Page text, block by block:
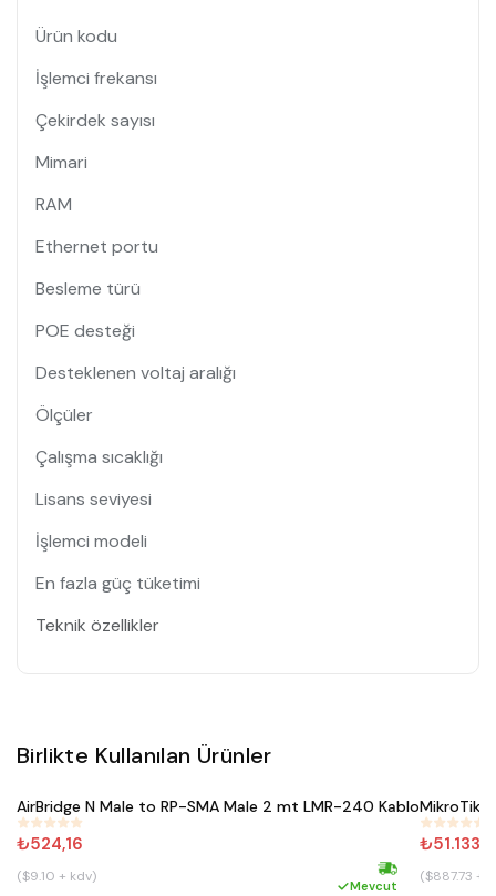
Teknik özellikler
Ürün kodu
İşlemci frekansı
Çekirdek sayısı
Mimari
RAM
Ethernet portu
Besleme türü
POE desteği
Desteklenen voltaj aralığı
Ölçüler
Çalışma sıcaklığı
Lisans seviyesi
İşlemci modeli
En fazla güç tüketimi
Birlikte Kullanılan Ürünler
#352
Satın Al
AirBridge N Male to RP-SMA Male 2 mt LMR-240 Kablo
₺524,16
($9.10 + kdv) Hızlı kargo
Mevcut
#287
MikroTik
($887.73 +